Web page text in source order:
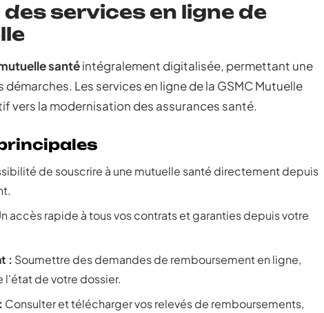
services en ligne de
santéintégralement digitalisée, permettant une
Les services en ligne de la GSMC Mutuelle
vers la modernisation des assurances santé.
de souscrire à une mutuelle santé directement depuis
accès rapide à tous vos contrats et garanties depuis votre
: Soumettre des demandes de remboursement en ligne,
l’état de votre dossier.
Consulter et télécharger vos relevés de remboursements,